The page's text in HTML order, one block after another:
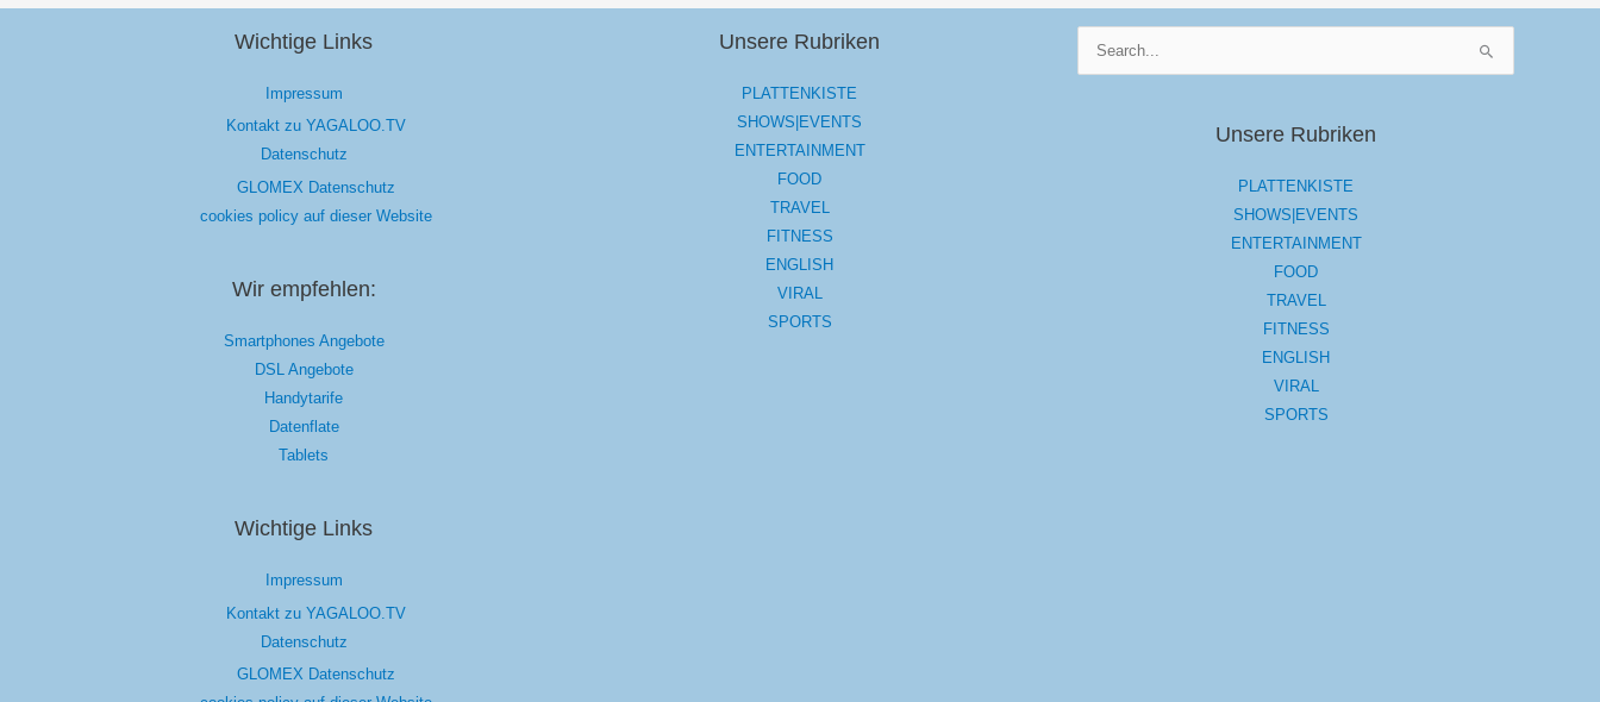
Wichtige Links
Impressum
Kontakt zu YAGALOO.TV
Datenschutz
GLOMEX Datenschutz
cookies policy auf dieser Website
Wir empfehlen:
Smartphones Angebote
DSL Angebote
Handytarife
Datenflate
Tablets
Wichtige Links
Impressum
Kontakt zu YAGALOO.TV
Datenschutz
GLOMEX Datenschutz
Unsere Rubriken
PLATTENKISTE
SHOWS|EVENTS
ENTERTAINMENT
FOOD
TRAVEL
FITNESS
ENGLISH
VIRAL
SPORTS
Unsere Rubriken
PLATTENKISTE
SHOWS|EVENTS
ENTERTAINMENT
FOOD
TRAVEL
FITNESS
ENGLISH
VIRAL
SPORTS